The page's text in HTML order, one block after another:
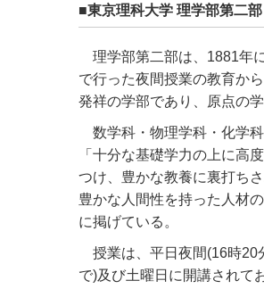
■東京理科大学 理学部第二
理学部第二部は、1881年
で行った夜間授業の教育か
発祥の学部であり、原点の学
数学科・物理学科・化学
「十分な基礎学力の上に高
つけ、豊かな教養に裏打ち
豊かな人間性を持った人材
に掲げている。
授業は、平日夜間(16時20
で)及び土曜日に開講されて